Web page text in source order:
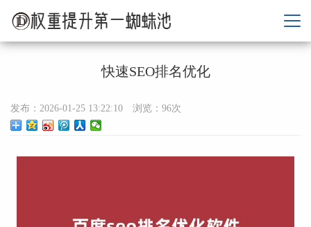
快速SEO排名优化
发布：2026-01-25 13:22:10 浏览： 96次